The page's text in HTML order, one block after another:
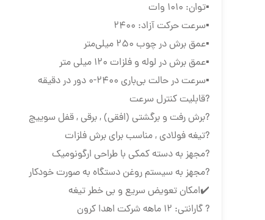
▪️توان: 1010 وات
▪️سرعت حرکت آزاد: 2400
▪️عمق برش در چوب 250 میلی‌متر
▪️عمق برش در لوله و فلزات 120 میلی‌ متر
▪️سرعت در حالت بی‌باری 2400-0 دور در دقیقه
?قابلیت کنترل سرعت
?برش رفت و برگشتی (افقی) , برقی , قفل سوییچ
?تیغه فولادی , مناسب برای برش فلزات
?مجهز به دسته کمکی با طراحی ارگونومیک
?مجهز به سیستم روغن دستگاه به صورت خودکار
✔️امکان تعویض سریع و بی خطر تیغه
? گارانتی: 12 ماهه شرکت اهدا کرون